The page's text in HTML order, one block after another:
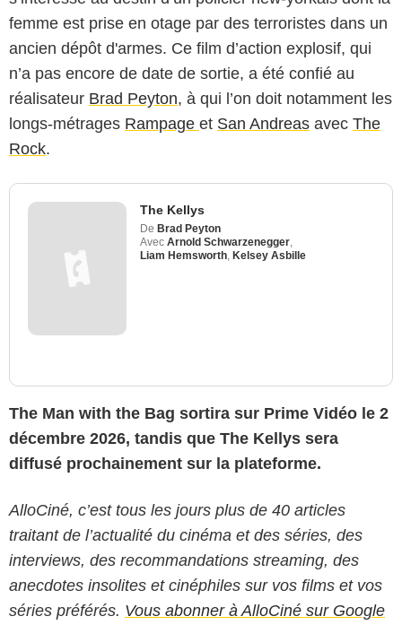
femme est prise en otage par des terroristes dans un
ancien dépôt d'armes. Ce film d’action explosif, qui
n’a pas encore de date de sortie, a été confié au
réalisateur Brad Peyton, à qui l’on doit notamment les
longs-métrages Rampage et San Andreas avec The
Rock.
The Kellys
De Brad Peyton
Avec Arnold Schwarzenegger
Liam Hemsworth Kelsey Asbille
The Man with the Bag sortira sur Prime Vidéo le 2
décembre 2026, tandis que The Kellys sera
diffusé prochainement sur la plateforme.
AlloCiné, c’est tous les jours plus de 40 articles
traitant de l’actualité du cinéma et des séries, des
interviews, des recommandations streaming, des
anecdotes insolites et cinéphiles sur vos films et vos
séries préférés. Vous abonner à AlloCiné sur Google